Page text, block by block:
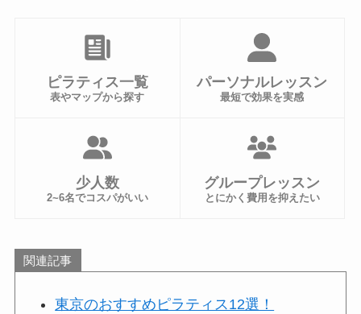
ピラティス一覧
表やマップから探す
パーソナルレッスン
最短で効果を実感
少人数
2~6名でコスパがいい
グループレッスン
とにかく費用を抑えたい
関連記事
東京のおすすめピラティス12選！